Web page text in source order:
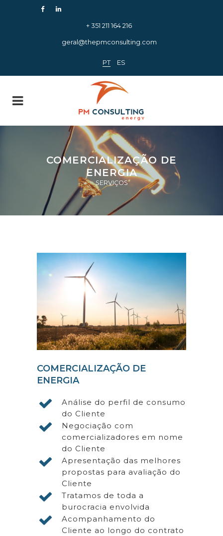
+ 351 211 164 216
geral@thepmconsulting.com
PT ES
COMERCIALIZAÇÃO DE
ENERGIA
SERVIÇOS
COMERCIALIZAÇÃO DE
ENERGIA
Análise do perfil de consumo
do Cliente
Negociação com
comercializadores em nome
do Cliente
Apresentação das melhores
propostas para avaliação do
Cliente
Tratamos de toda a
burocracia envolvida
Acompanhamento do
Cliente ao longo do contrato